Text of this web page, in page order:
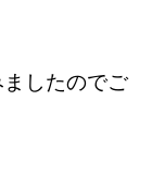
したのでご